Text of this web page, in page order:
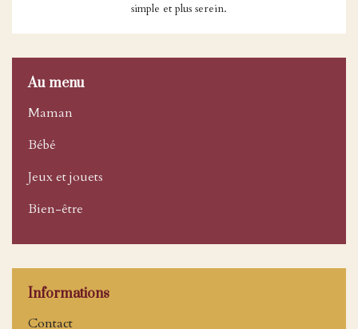
simple et plus serein.
Au menu
Maman
Bébé
Jeux et jouets
Bien-être
Informations
Contact